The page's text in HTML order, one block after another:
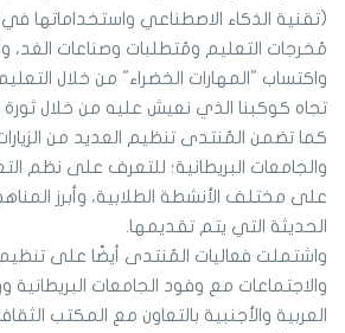
(تقنية الذكاء الاصطناعي واستخداماتها في
مُخرجات التعليم ومُتطلبات وصناعات الغد،
واكتساب "المهارات الخضراء" من خلال
تجاه كوكبنا الذي نعيش عليه من خلال ثورة
كما تضمن المُنتدى تنظيم العديد من
والجامعات البريطانية؛ للتعرف على نظم
على مختلف الأنشطة الطلابية، وأبرز
الحديثة التي يتم تقديمها.
واشتملت فعاليات المُنتدى أيضًا على تنظيم
والاجتماعات مع وفود الجامعات البريطانية
العربية والأجنبية بالتعاون مع المكتب